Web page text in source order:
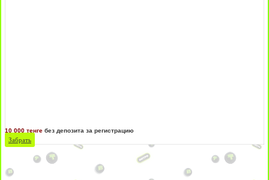
10 000 тенге без депозита за регистрацию
Забрать